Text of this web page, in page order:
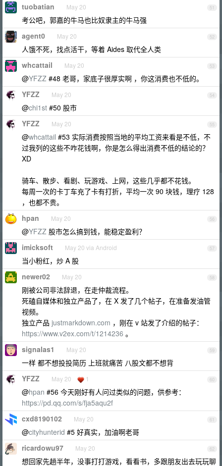
51
tuobatian May 20
考公吧，郭嘉的牛马也比奴隶主的牛马强
52
agent0 May 20
人饿不死，找点活干，等着 Aides 取代全人类
53
whcattail May 20
@YFZZ #48 老哥，家底子很厚实啊 ，你这消费也不低的。
54
YFZZ May 20
@chi1st #50 股市
55
YFZZ May 20
@whcattail #53 实际消费按照当地的平均工资来看是不低，不
过我列的这些不咋花钱啊，你是怎么得出消费不低的结论的？
XD
骑车、散步、看剧、玩游戏、上网，这些几乎都不花钱。
每周一次的卡丁车充了卡有打折，平均一次 90 块钱，理疗 128
，也都不贵。
56
hpan May 20
@YFZZ 股市怎么搞到钱，能稳定盈利？
57
imicksoft May 20 via Android
当小粉红，炒 A 股
58
newer02 May 20
刚被公司非法辞退，在走仲裁流程。
死磕自媒体和独立产品了，在 X 发了几个帖子，在准备发油管
视频。
独立产品 justmarkdown.com ，刚在 v 站发了介绍的帖子：
https://www.v2ex.com/t/1214236 。
59
signalas1 May 20
一样 都不想投投简历 上班就痛苦 八股文都不想背
60
YFZZ May 20 1
@hpan #56 今天刚好有人问过类似的问题，供参考：
https://pd.qq.com/s/fja5aqu2f
61
cxd8190102 May 20
@cityhunterid #5 好真实，加油啊老哥
62
ricardowu97 May 20
想回家先趟半年，没事打打游戏，看看书，多跟朋友出去玩玩聊